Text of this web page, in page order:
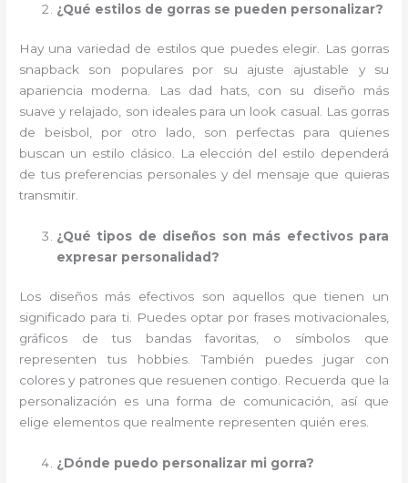
¿Qué estilos de gorras se pueden personalizar?
Hay una variedad de estilos que puedes elegir. Las gorras
snapback son populares por su ajuste ajustable y su
apariencia moderna. Las dad hats, con su diseño más
suave y relajado, son ideales para un look casual. Las gorras
de beisbol, por otro lado, son perfectas para quienes
buscan un estilo clásico. La elección del estilo dependerá
de tus preferencias personales y del mensaje que quieras
transmitir.
¿Qué tipos de diseños son más efectivos para
expresar personalidad?
Los diseños más efectivos son aquellos que tienen un
significado para ti. Puedes optar por frases motivacionales,
gráficos de tus bandas favoritas, o símbolos que
representen tus hobbies. También puedes jugar con
colores y patrones que resuenen contigo. Recuerda que la
personalización es una forma de comunicación, así que
elige elementos que realmente representen quién eres.
¿Dónde puedo personalizar mi gorra?